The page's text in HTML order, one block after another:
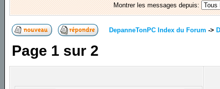
Montrer les messages depuis:
DepanneTonPC Index du Forum ->
Page 1 sur 2